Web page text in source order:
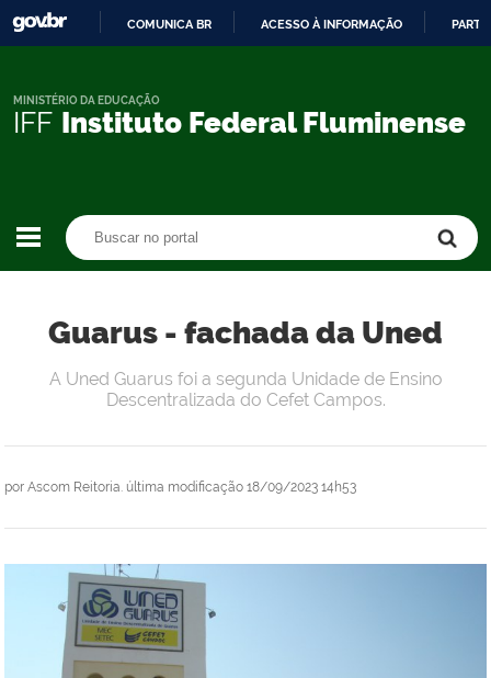
CONTEÚDO
COMUNICA BR ACESSO À INFORMAÇÃO
IFF Instituto Federal Fluminense
MINISTÉRIO DA EDUCAÇÃO
Guarus - fachada da Uned
por Ascom Reitoria. última modificação 18/09/2023 14h53
A Uned Guarus foi a segunda Unidade de Ensino
Descentralizada do Cefet Campos.